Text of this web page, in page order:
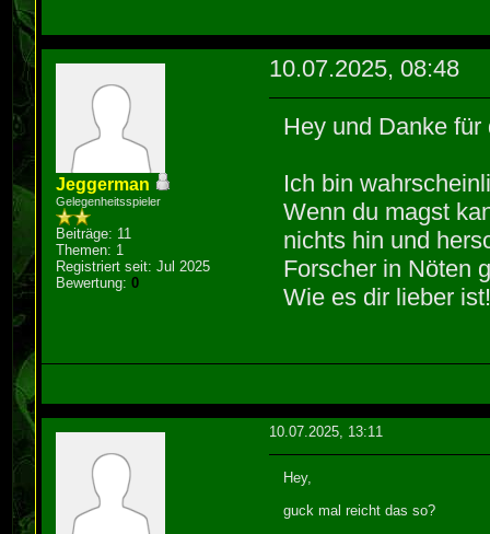
Jeggerman
Gelegenheitsspieler
Beiträge: 11
Themen: 1
Registriert seit: Jul 2025
Bewertung:0
10.07.2025, 08:48
Hey und Danke
Ich bin
Wenn du magst
nichts hin und
Forscher in Nöten
Wie es dir lieber
10.07.2025, 13:11
Hey,
guck mal reicht das so?